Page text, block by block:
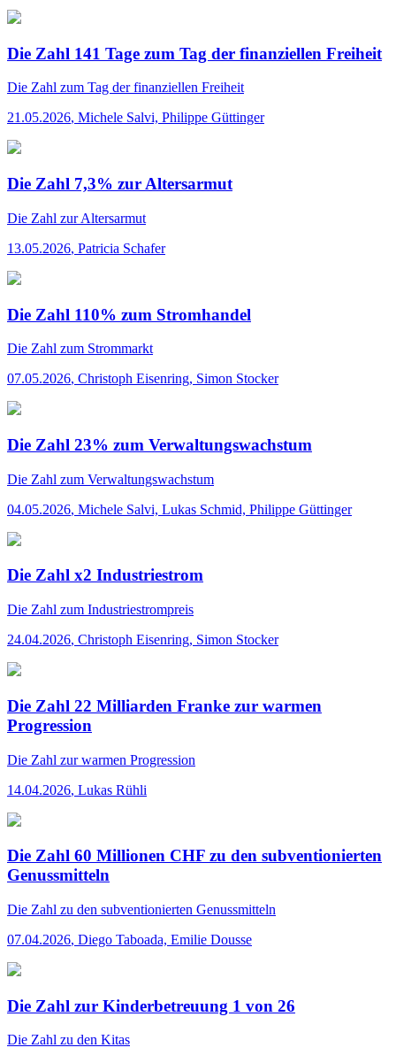
Die Zahl 141 Tage zum Tag der finanziellen Freiheit
Die Zahl zum Tag der finanziellen Freiheit
21.05.2026, Michele Salvi, Philippe Güttinger
Die Zahl 7,3% zur Altersarmut
Die Zahl zur Altersarmut
13.05.2026, Patricia Schafer
Die Zahl 110% zum Stromhandel
Die Zahl zum Strommarkt
07.05.2026, Christoph Eisenring, Simon Stocker
Die Zahl 23% zum Verwaltungswachstum
Die Zahl zum Verwaltungswachstum
04.05.2026, Michele Salvi, Lukas Schmid, Philippe Güttinger
Die Zahl x2 Industriestrom
Die Zahl zum Industriestrompreis
24.04.2026, Christoph Eisenring, Simon Stocker
Die Zahl 22 Milliarden Franke zur warmen
Progression
Die Zahl zur warmen Progression
14.04.2026, Lukas Rühli
Die Zahl 60 Millionen CHF zu den subventionierten
Genussmitteln
Die Zahl zu den subventionierten Genussmitteln
07.04.2026, Diego Taboada, Emilie Dousse
Die Zahl zur Kinderbetreuung 1 von 26
Die Zahl zu den Kitas